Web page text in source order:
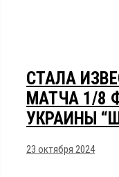
СТАЛА
МАТЧА 1/8
УКРАИНЫ
23 октября 2024